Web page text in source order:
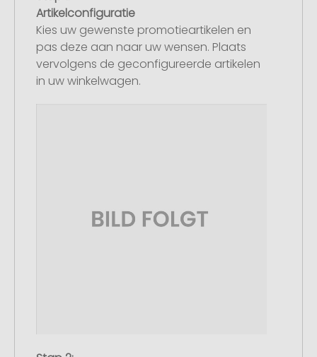
Artikelconfiguratie
Kies uw gewenste promotieartikelen en
pas deze aan naar uw wensen. Plaats
vervolgens de geconfigureerde artikelen
in uw winkelwagen.